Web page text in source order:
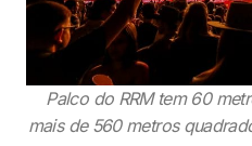
Palco do RRM tem 60
mais de 560 metros